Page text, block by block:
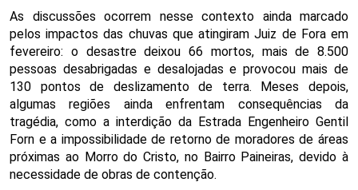
As discussões ocorrem nesse contexto ainda marcado
pelos impactos das chuvas que atingiram Juiz de Fora em
fevereiro: o desastre deixou 66 mortos, mais de 8.500
pessoas desabrigadas e desalojadas e provocou mais de
130 pontos de deslizamento de terra. Meses depois,
algumas regiões ainda enfrentam consequências da
tragédia, como a interdição da Estrada Engenheiro Gentil
Forn e a impossibilidade de retorno de moradores de áreas
próximas ao Morro do Cristo, no Bairro Paineiras, devido à
necessidade de obras de contenção.